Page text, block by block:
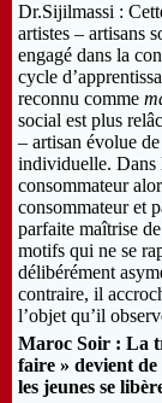
Dr.Sijilmassi :
artistes – artisans
engagé dans la
cycle
reconnu comme
social est plus
– artisan évolue
individuelle. Dans
consommateur
consommateur et
parfaite maîtrise
motifs qui ne se
délibérément
contraire, il
l’objet qu’il
Maroc Soir : La
faire » devient
les jeunes se